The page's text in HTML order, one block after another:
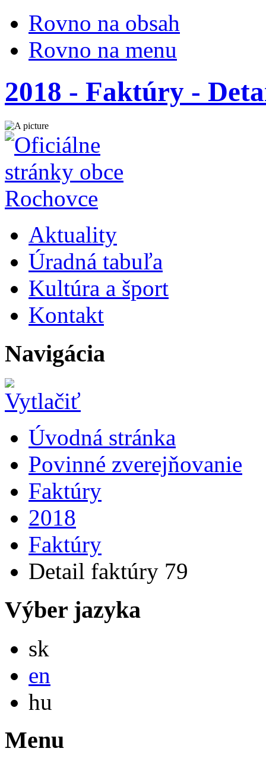
Rovno na obsah
Rovno na menu
2018 - Faktúry -
Aktuality
Úradná tabuľa
Kultúra a šport
Kontakt
Navigácia
Úvodná stránka
Povinné zverejňovanie
Faktúry
2018
Faktúry
Detail faktúry 79
Výber jazyka
sk
en
hu
Menu